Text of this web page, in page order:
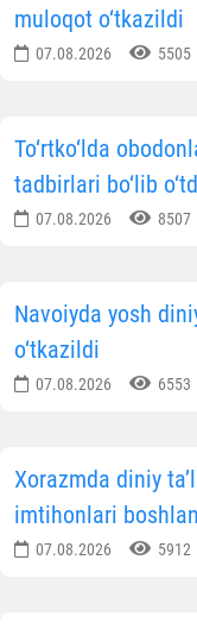
muloqot o‘tkazildi
07.08.2026 5505
To‘rtko‘lda
tadbirlari bo‘lib
07.08.2026 8507
Navoiyda yosh
o‘tkazildi
07.08.2026 6553
Xorazmda diniy
imtihonlari
07.08.2026 5912